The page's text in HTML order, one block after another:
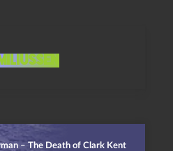
– The Death of Clark Kent